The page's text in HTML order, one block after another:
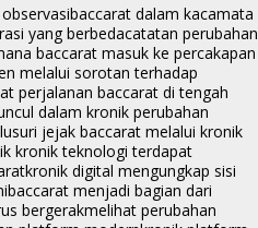
baccarat dalam kacamata
yang berbedacatatan perubahan
baccarat masuk ke percakapan
melalui sorotan terhadap
perjalanan baccarat di tengah
dalam kronik perubahan
jejak baccarat melalui kronik
kronik teknologi terdapat
kronik digital mengungkap sisi
baccarat menjadi bagian dari
bergerakmelihat perubahan